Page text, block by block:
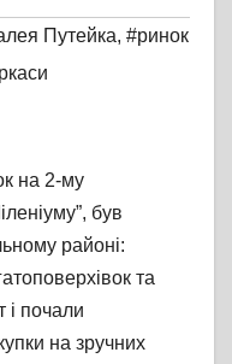
Путейка, #ринок
на 2-му
був
районі:
та
і почали
на зручних